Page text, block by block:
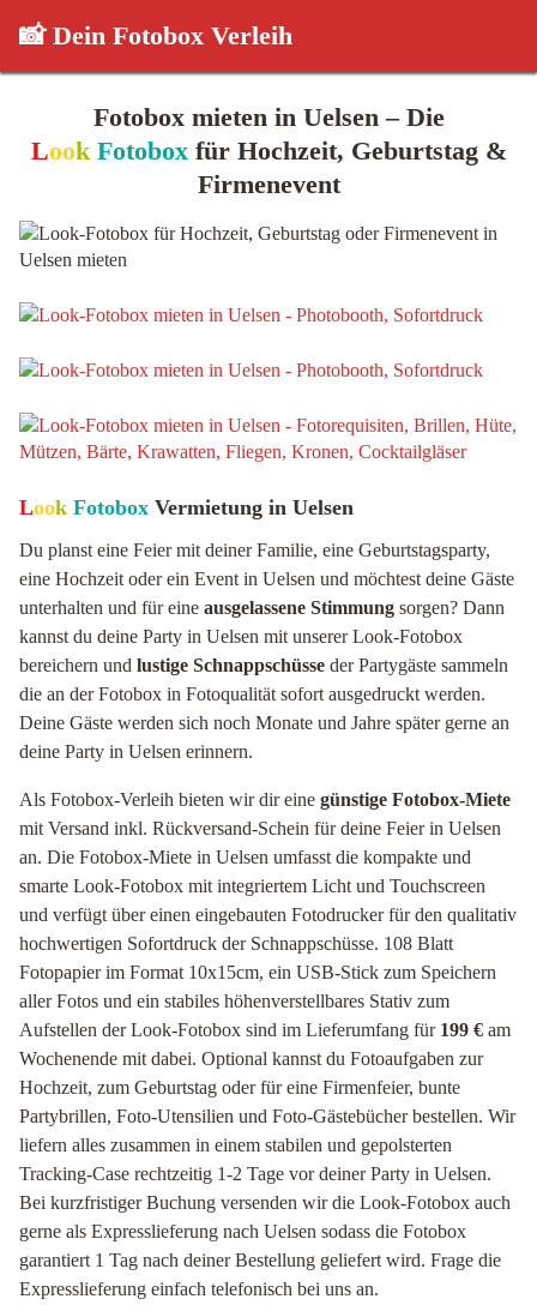
📸 Dein Fotobox Verleih
Fotobox mieten in Uelsen – Die
Look Fotoboxfür Hochzeit, Geburtstag &
Firmenevent
Look Fotobox Vermietung in Uelsen
Du planst eine Feier mit deiner Familie, eine Geburtstagsparty,
eine Hochzeit oder ein Event in Uelsen und möchtest deine Gäste
unterhalten und für eine ausgelassene Stimmung sorgen? Dann
kannst du deine Party in Uelsen mit unserer Look-Fotobox
bereichern und lustige Schnappschüsse der Partygäste sammeln
die an der Fotobox in Fotoqualität sofort ausgedruckt werden.
Deine Gäste werden sich noch Monate und Jahre später gerne an
deine Party in Uelsen erinnern.
Als Fotobox-Verleih bieten wir dir eine günstige Fotobox-Miete
mit Versand inkl. Rückversand-Schein für deine Feier in Uelsen
an. Die Fotobox-Miete in Uelsen umfasst die kompakte und
smarte Look-Fotobox mit integriertem Licht und Touchscreen
und verfügt über einen eingebauten Fotodrucker für den qualitativ
hochwertigen Sofortdruck der Schnappschüsse. 108 Blatt
Fotopapier im Format 10x15cm, ein USB-Stick zum Speichern
aller Fotos und ein stabiles höhenverstellbares Stativ zum
Aufstellen der Look-Fotobox sind im Lieferumfang für 199 € am
Wochenende mit dabei. Optional kannst du Fotoaufgaben zur
Hochzeit, zum Geburtstag oder für eine Firmenfeier, bunte
Partybrillen, Foto-Utensilien und Foto-Gästebücher bestellen. Wir
liefern alles zusammen in einem stabilen und gepolsterten
Tracking-Case rechtzeitig 1-2 Tage vor deiner Party in Uelsen.
Bei kurzfristiger Buchung versenden wir die Look-Fotobox auch
gerne als Expresslieferung nach Uelsen sodass die Fotobox
garantiert 1 Tag nach deiner Bestellung geliefert wird. Frage die
Expresslieferung einfach telefonisch bei uns an.